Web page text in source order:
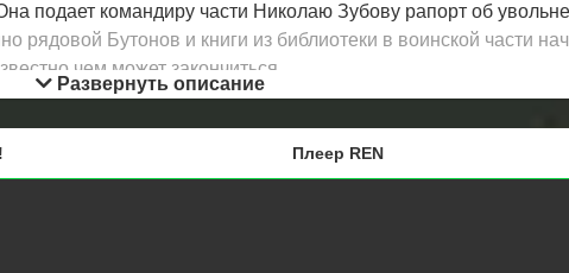
подает командиру части Николаю Зубову рапорт об
рядовой Бутонов и книги из библиотеки в воинской части
чем может закончиться.
Развернуть описание
Плеер REN